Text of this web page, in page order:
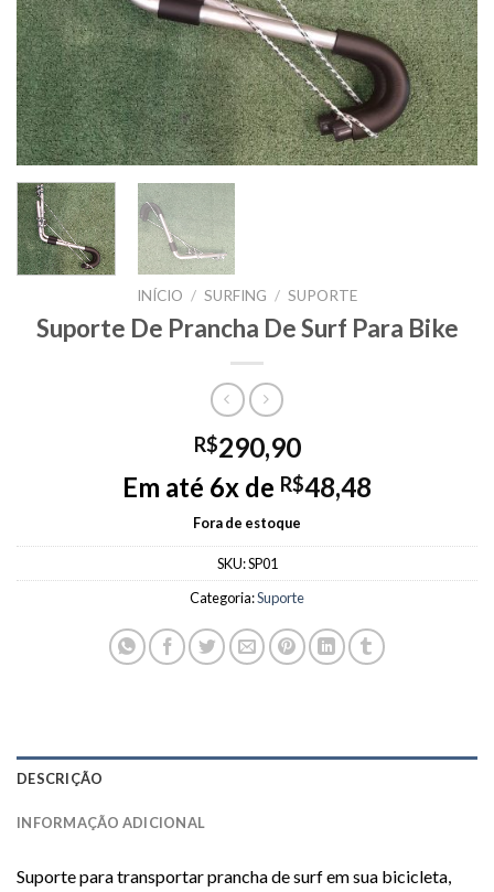
INÍCIO / SURFING / SUPORTE
Suporte De Prancha De Surf Para Bike
R$290,90
Em até 6x de R$48,48
Fora de estoque
SKU:SP01
Categoria:Suporte
DESCRIÇÃO
INFORMAÇÃO ADICIONAL
Suporte para transportar prancha de surf em sua bicicleta,